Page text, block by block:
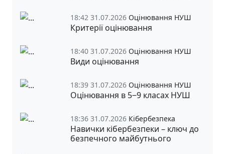
18:42 31.07.2026 Оцінювання НУШ
Критерії оцінювання
18:40 31.07.2026 Оцінювання НУШ
Види оцінювання
18:39 31.07.2026 Оцінювання НУШ
Оцінювання в 5‒9 класах НУШ
18:36 31.07.2026 Кібербезпека
Навички кібербезпеки – ключ до
безпечного майбутнього